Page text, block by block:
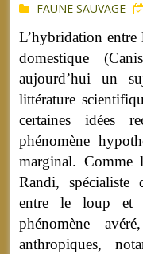
FAUNE SAUVAGE
L’hybridation
domestique
aujourd’hui un
littérature
certaines idées
phénomène
marginal. Comme
Randi, spécialiste
entre le loup et
phénomène
anthropiques,